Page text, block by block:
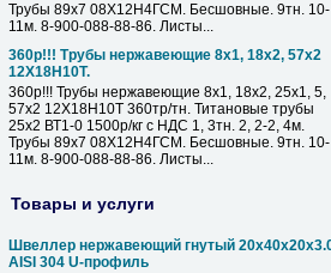
Трубы 89х7 08Х12Н4ГСМ. Бесшовные. 9тн. 10-
11м. 8-900-088-88-86. Листы...
360р!!! Трубы нержавеющие 8х1, 18х2, 57х2
12Х18Н10Т.
360р!!! Трубы нержавеющие 8х1, 18х2, 25х1, 5,
57х2 12Х18Н10Т 360тр/тн. Титановые трубы
25х2 ВТ1-0 1500р/кг с НДС 1, 3тн. 2, 2-2, 4м.
Трубы 89х7 08Х12Н4ГСМ. Бесшовные. 9тн. 10-
11м. 8-900-088-88-86. Листы...
Товары и услуги
Швеллер нержавеющий гнутый
AISI 304 U-профиль